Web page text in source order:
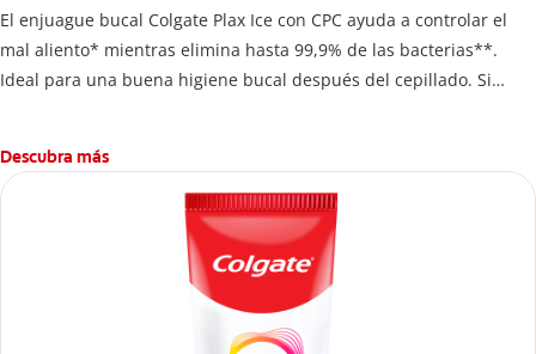
El enjuague bucal Colgate Plax Ice con CPC ayuda a controlar el
mal aliento* mientras elimina hasta 99,9% de las bacterias**.
Ideal para una buena higiene bucal después del cepillado. Si
Descubra más